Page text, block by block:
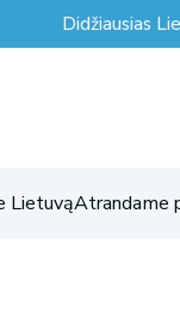
Didžiausias
LietuvąAtrandame